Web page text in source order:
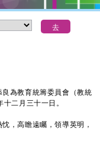
為教育統籌委員會（教統
二月三十一日。
，高瞻遠矚，領導英明，